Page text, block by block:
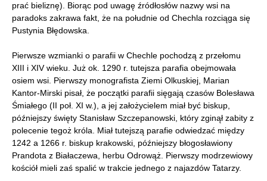
prać bieliznę). Biorąc pod uwagę źródłosłów nazwy wsi na
paradoks zakrawa fakt, że na południe od Chechla rozciąga się
Pustynia Błędowska.
Pierwsze wzmianki o parafii w Chechle pochodzą z przełomu
XIII i XIV wieku. Już ok. 1290 r. tutejsza parafia obejmowała
osiem wsi. Pierwszy monografista Ziemi Olkuskiej, Marian
Kantor-Mirski pisał, że początki parafii sięgają czasów Bolesława
Śmiałego (II poł. XI w.), a jej założycielem miał być biskup,
późniejszy święty Stanisław Szczepanowski, który zginął zabity z
polecenie tegoż króla. Miał tutejszą parafie odwiedzać między
1242 a 1266 r. biskup krakowski, późniejszy błogosławiony
Prandota z Białaczewa, herbu Odrowąż. Pierwszy modrzewiowy
kościół mieli zaś spalić w trakcie jednego z najazdów Tatarzy.